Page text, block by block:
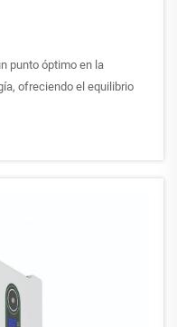
punto óptimo en la
ofreciendo el equilibrio
y versatilidad en
aplicaciones aprovechan